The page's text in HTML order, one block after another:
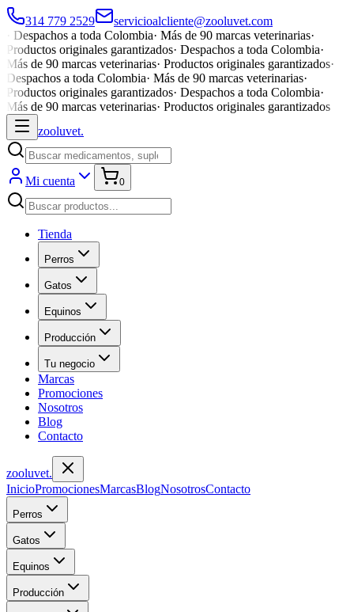
314 779 2529
servicioalcliente@zooluvet.com
Despachos a toda Colombia· Más de 90 marcas veterinarias·
Productos originales garantizados· Despachos a toda Colombia·
Más de 90 marcas veterinarias· Productos originales garantizados·
Despachos a toda Colombia· Más de 90 marcas veterinarias·
Productos originales garantizados· Despachos a toda Colombia·
Más de 90 marcas veterinarias· Productos originales garantizados
zooluvet.
Mi cuenta 0
Tienda
Perros
Gatos
Equinos
Producción
Tu negocio
Marcas
Promociones
Nosotros
Blog
Contacto
zooluvet.
InicioPromocionesMarcasBlogNosotrosContacto
Perros
Gatos
Equinos
Producción